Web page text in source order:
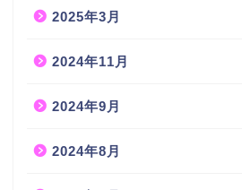
2025年3月
2024年11月
2024年9月
2024年8月